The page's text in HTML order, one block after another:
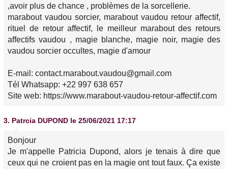
,avoir plus de chance , problèmes de la sorcellerie.
marabout vaudou sorcier, marabout vaudou retour affectif,
rituel de retour affectif, le meilleur marabout des retours
affectifs vaudou , magie blanche, magie noir, magie des
vaudou sorcier occultes, magie d'amour
E-mail: contact.marabout.vaudou@gmail.com
Tél Whatsapp: +22 997 638 657
Site web: https://www.marabout-vaudou-retour-affectif.com
3. Patrcia DUPOND le 25/06/2021 17:17
Bonjour
Je m'appelle Patricia Dupond, alors je tenais à dire que
ceux qui ne croient pas en la magie ont tout faux. Ça existe